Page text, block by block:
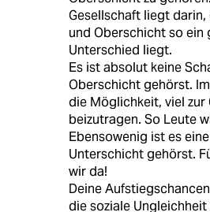
Gesellschaft liegt
und Oberschicht so ein
Unterschied liegt.
Es ist absolut keine
Oberschicht gehörst.
die Möglichkeit, viel zur
beizutragen. So Leute
Ebensowenig ist es
Unterschicht gehörst.
wir da!
Deine
die soziale